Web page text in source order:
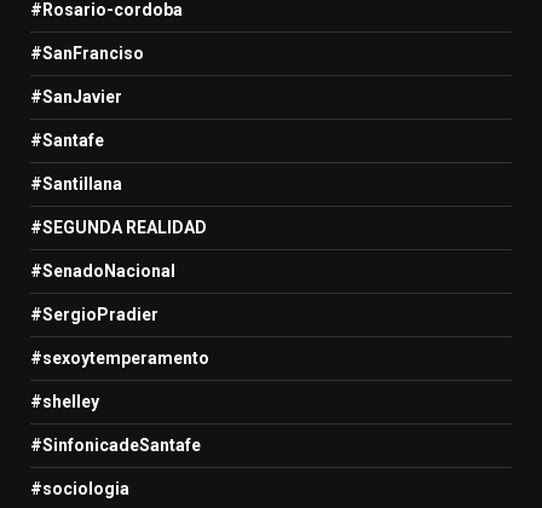
#Rosario-cordoba
#SanFranciso
#SanJavier
#Santafe
#Santillana
#SEGUNDA REALIDAD
#SenadoNacional
#SergioPradier
#sexoytemperamento
#shelley
#SinfonicadeSantafe
#sociologia